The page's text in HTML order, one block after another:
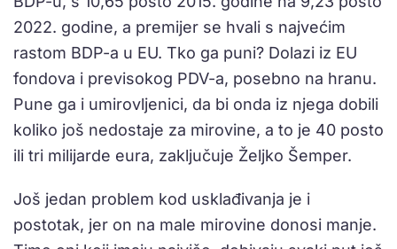
2022. godine, a premijer se hvali s najvećim
rastom BDP-a u EU. Tko ga puni? Dolazi iz EU
fondova i previsokog PDV-a, posebno na hranu.
Pune ga i umirovljenici, da bi onda iz njega dobili
koliko još nedostaje za mirovine, a to je 40 posto
ili tri milijarde eura, zaključuje Željko Šemper.
Još jedan problem kod usklađivanja je i
postotak, jer on na male mirovine donosi manje.